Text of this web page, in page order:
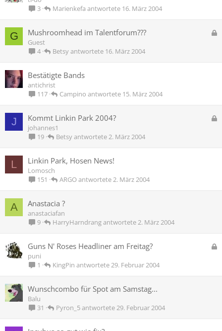
3
16. März 2004
Marienkefa
G
G
Mushroomhead im Talentforum???
Guest
4
16. März 2004
Betsy
Bestätigte Bands
antichrist
117
15. März 2004
Campino
J
G
Kommt Linkin Park 2004?
johannes1
19
2. März 2004
Betsy
L Linkin Park, Hosen News!
Lomosch
151
2. März 2004
ARGO
A Anastacia ?
anastaciafan
9
2. März 2004
HarryHarndrang
G
Guns N' Roses Headliner am Freitag?
puni
1
29. Februar 2004
KingPin
Wunschcombo für Spot am Samstag...
Balu
31
29. Februar 2004
Pyron_5